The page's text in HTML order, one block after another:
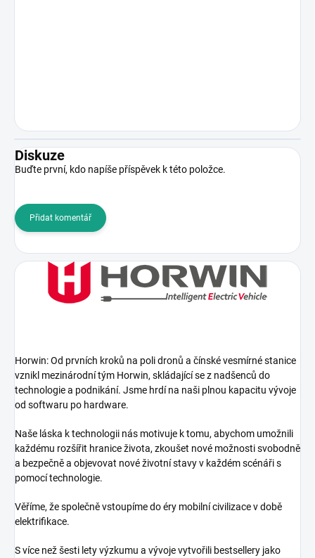
Diskuze
Buďte první, kdo napíše příspěvek k této položce.
Přidat komentář
Horwin: Od prvních kroků na poli dronů a čínské vesmírné stanice
vznikl mezinárodní tým Horwin, skládající se z nadšenců do
technologie a podnikání. Jsme hrdí na naši plnou kapacitu vývoje
od softwaru po hardware.
Naše láska k technologii nás motivuje k tomu, abychom umožnili
každému rozšířit hranice života, zkoušet nové možnosti svobodně
a bezpečně a objevovat nové životní stavy v každém scénáři s
pomocí technologie.
Věříme, že společně vstoupíme do éry mobilní civilizace v době
elektrifikace.
S více než šesti lety výzkumu a vývoje vytvořili bestsellery jako